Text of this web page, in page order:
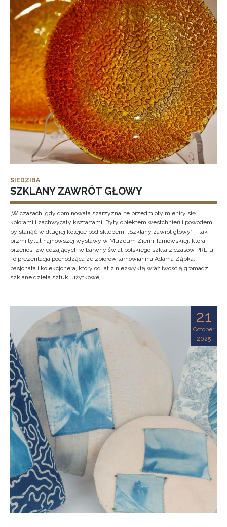
SIEDZIBA
SZKLANY ZAWRÓT GŁOWY
„W czasach, gdy dominowała szarzyzna, te przedmioty mieniły się
kolorami i zachwycały kształtami. Były obiektem westchnień i powodem,
by stanąć w długiej kolejce pod sklepem. „Szklany zawrót głowy” – tak
brzmi tytuł najnowszej wystawy w Muzeum Ziemi Tarnowskiej, która
przenosi zwiedzających w barwny świat polskiego szkła z czasów PRL-u.
To prezentacja pochodząca ze zbiorów tarnowianina Adama Ząbka,
pasjonata i kolekcjonera, który od lat z niezwykłą wrażliwością gromadzi
szklane dzieła sztuki użytkowej.
21
October
2025